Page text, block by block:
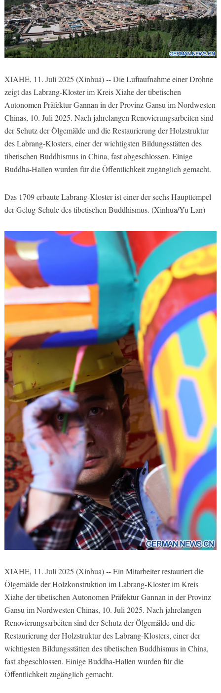
XIAHE, 11. Juli 2025 (Xinhua) -- Die Luftaufnahme einer Drohne
zeigt das Labrang-Kloster im Kreis Xiahe der tibetischen
Autonomen Präfektur Gannan in der Provinz Gansu im Nordwesten
Chinas, 10. Juli 2025. Nach jahrelangen Renovierungsarbeiten sind
der Schutz der Ölgemälde und die Restaurierung der Holzstruktur
des Labrang-Klosters, einer der wichtigsten Bildungsstätten des
tibetischen Buddhismus in China, fast abgeschlossen. Einige
Buddha-Hallen wurden für die Öffentlichkeit zugänglich gemacht.
Das 1709 erbaute Labrang-Kloster ist einer der sechs Haupttempel
der Gelug-Schule des tibetischen Buddhismus. (Xinhua/Yu Lan)
XIAHE, 11. Juli 2025 (Xinhua) -- Ein Mitarbeiter restauriert die
Ölgemälde der Holzkonstruktion im Labrang-Kloster im Kreis
Xiahe der tibetischen Autonomen Präfektur Gannan in der Provinz
Gansu im Nordwesten Chinas, 10. Juli 2025. Nach jahrelangen
Renovierungsarbeiten sind der Schutz der Ölgemälde und die
Restaurierung der Holzstruktur des Labrang-Klosters, einer der
wichtigsten Bildungsstätten des tibetischen Buddhismus in China,
fast abgeschlossen. Einige Buddha-Hallen wurden für die
Öffentlichkeit zugänglich gemacht.